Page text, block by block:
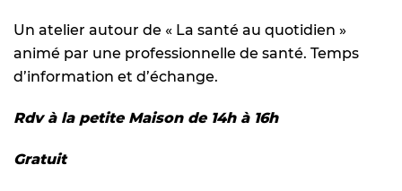
Un atelier autour de « La santé au quotidien »
animé par une professionnelle de santé. Temps
d’information et d’échange.
Rdv à la petite Maison de 14h à 16h
Gratuit